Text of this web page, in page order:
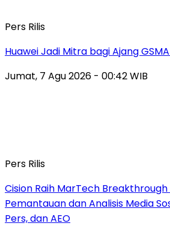
Pers Rilis
Huawei Jadi Mitra bagi Ajang
Jumat, 7 Agu 2026 - 00:42 WIB
Pers Rilis
Cision Raih MarTech
Pemantauan dan Analisis Media
Pers, dan AEO